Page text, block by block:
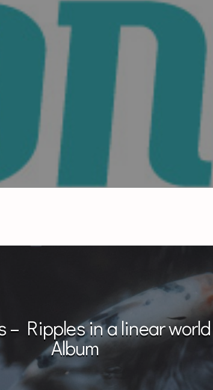
– Ripples in a linear
Album